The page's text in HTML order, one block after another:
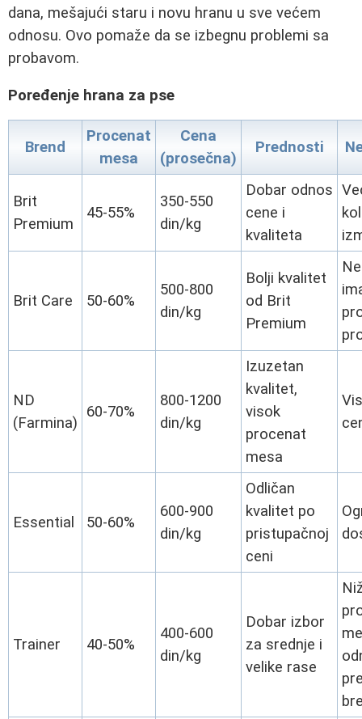
dana, mešajući staru i novu hranu u sve većem
odnosu. Ovo pomaže da se izbegnu problemi sa
probavom.
Poređenje hrana za pse
Brend
Procenat
mesa
Cena
(prosečna)
Prednosti
Brit
Premium
45-55%
350-550
din/kg
Dobar odnos
cene i
kvaliteta
Brit Care 50-60%
500-800
din/kg
Bolji kvalitet
od Brit
Premium
ND
(Farmina)
60-70%
800-1200
din/kg
Izuzetan
kvalitet,
visok
procenat
mesa
Essential 50-60%
600-900
din/kg
Odličan
kvalitet po
pristupačnoj
ceni
Trainer 40-50%
400-600
din/kg
Dobar izbor
za srednje i
velike rase